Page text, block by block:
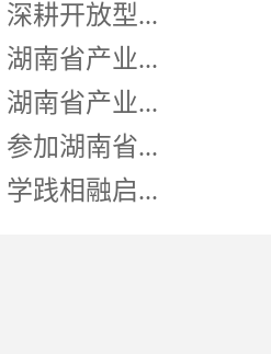
深耕开放型...
湖南省产业...
湖南省产业...
参加湖南省...
学践相融启...